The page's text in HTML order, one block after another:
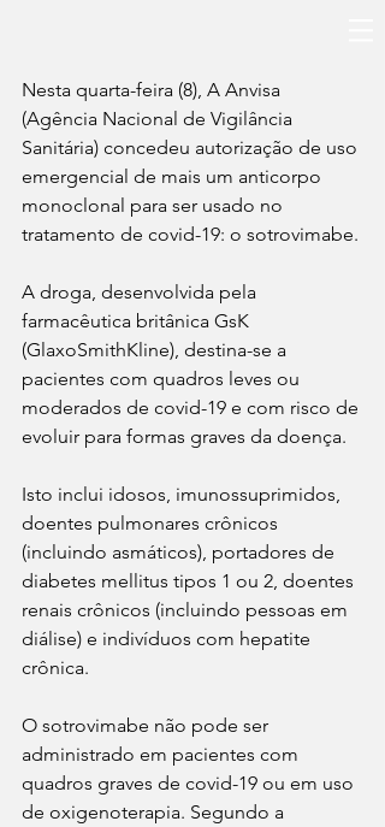
Nesta quarta-feira (8), A Anvisa
(Agência Nacional de Vigilância
Sanitária) concedeu autorização de uso
emergencial de mais um anticorpo
monoclonal para ser usado no
tratamento de covid-19: o sotrovimabe.
A droga, desenvolvida pela
farmacêutica britânica GsK
(GlaxoSmithKline), destina-se a
pacientes com quadros leves ou
moderados de covid-19 e com risco de
evoluir para formas graves da doença.
Isto inclui idosos, imunossuprimidos,
doentes pulmonares crônicos
(incluindo asmáticos), portadores de
diabetes mellitus tipos 1 ou 2, doentes
renais crônicos (incluindo pessoas em
diálise) e indivíduos com hepatite
crônica.
O sotrovimabe não pode ser
administrado em pacientes com
quadros graves de covid-19 ou em uso
de oxigenoterapia. Segundo a